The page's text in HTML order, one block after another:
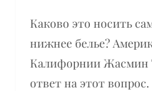
Каково это носить
нижнее белье?
Калифорнии Жасмин
ответ на этот вопрос.